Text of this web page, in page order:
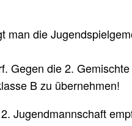
man die
Gegen die 2.
B zu übernehmen!
Jugendmannschaft